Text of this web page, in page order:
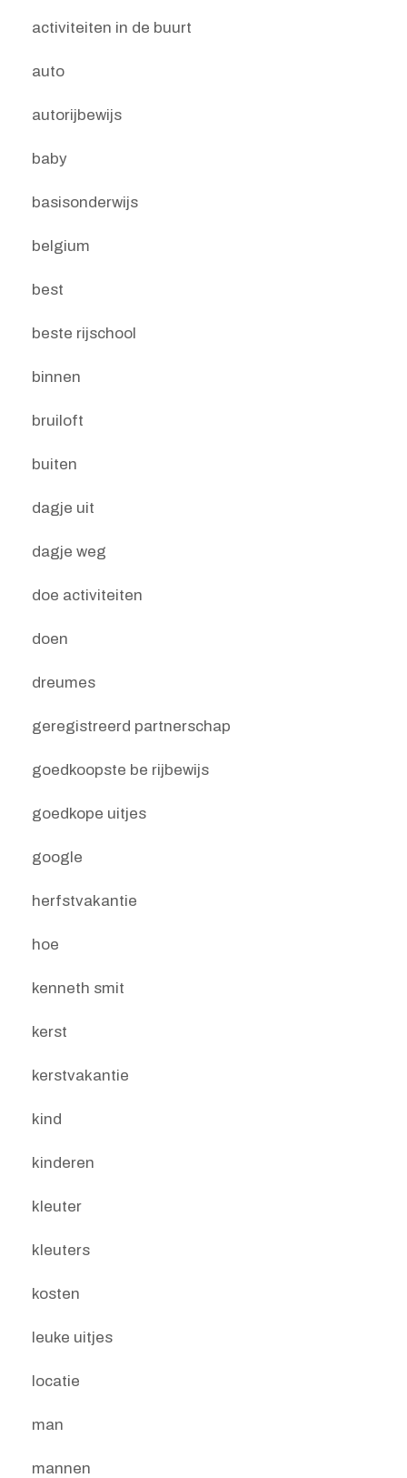
activiteiten in de buurt
auto
autorijbewijs
baby
basisonderwijs
belgium
best
beste rijschool
binnen
bruiloft
buiten
dagje uit
dagje weg
doe activiteiten
doen
dreumes
geregistreerd partnerschap
goedkoopste be rijbewijs
goedkope uitjes
google
herfstvakantie
hoe
kenneth smit
kerst
kerstvakantie
kind
kinderen
kleuter
kleuters
kosten
leuke uitjes
locatie
man
mannen